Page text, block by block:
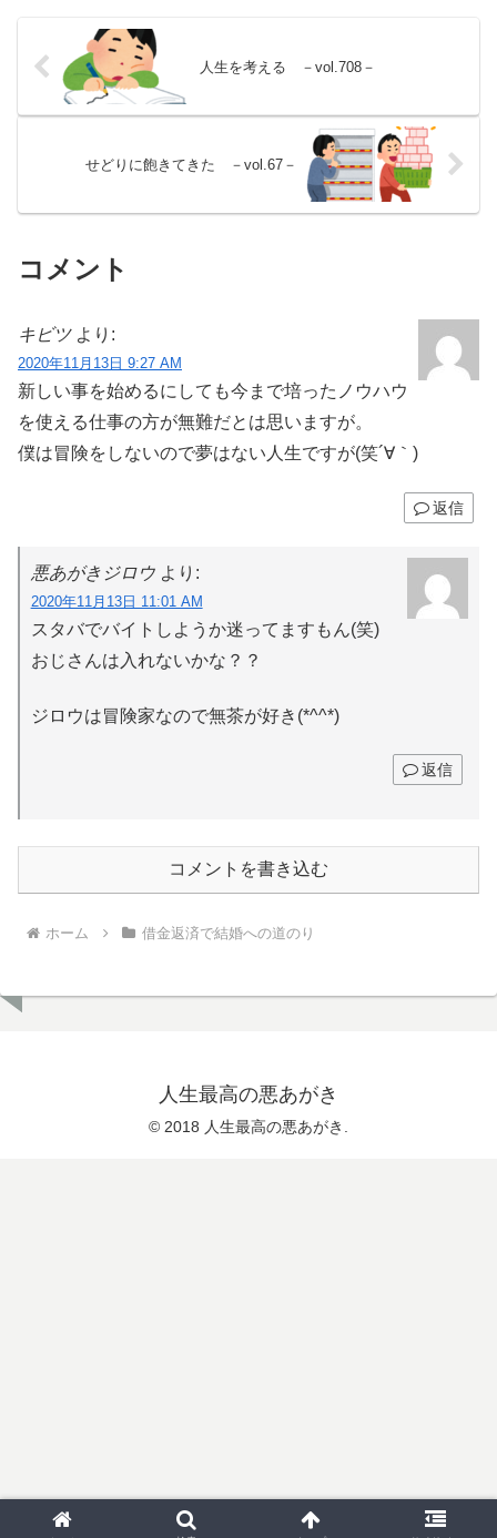
人生を考える －vol.708－
せどりに飽きてきた －vol.67－
コメント
キビツ より:
2020年11月13日 9:27 AM
新しい事を始めるにしても今まで培ったノウハウ
を使える仕事の方が無難だとは思いますが。
僕は冒険をしないので夢はない人生ですが(笑´∀｀)
返信
悪あがきジロウ より:
2020年11月13日 11:01 AM
スタバでバイトしようか迷ってますもん(笑)
おじさんは入れないかな？？
ジロウは冒険家なので無茶が好き(*^^*)
返信
コメントを書き込む
ホーム 借金返済で結婚への道のり
人生最高の悪あがき
© 2018 人生最高の悪あがき.